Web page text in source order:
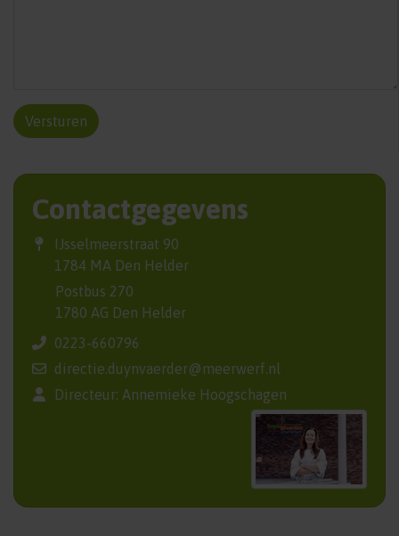
Versturen
Contactgegevens
IJsselmeerstraat 90
1784 MA Den Helder
Postbus 270
1780 AG Den Helder
0223-660796
directie.duynvaerder@meerwerf.nl
Directeur: Annemieke Hoogschagen